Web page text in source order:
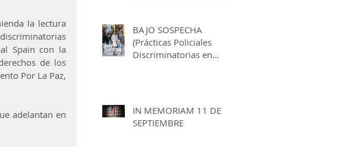
la lectura
Spain con la
de los
Por La Paz,
adelantan en
BAJO SOSPECHA
(Prácticas Policiales
Discriminatorias en
IN MEMORIAM 11 DE
SEPTIEMBRE